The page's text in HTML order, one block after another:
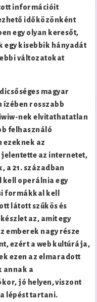
információit
időközönként
egy olyan keresőt,
egy kisebbik hányadát
változatokat
magyar
ízében rosszabb
nek elvitathatatlan
felhasználó
az
az internetet,
a 21. században
operálnia egy
formákkal kell
látott szűkös és
az, amit egy
emberek nagy része
ezért a web kultúrája,
ezen az elmaradott
annak a
jó helyen, viszont
lépést tartani.